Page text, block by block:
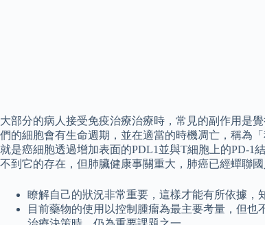
大部分的病人接受免疫治療治療時，常見的副作用是
們的細胞會有生命週期，並在適當的時機凋亡，稱為
就是癌細胞透過增加表面的PDL1並與T細胞上的PD-1
不到它的存在，但肺臟健康事關重大，肺癌已經蟬聯
瞭解自己的狀況非常重要，這樣才能有所依據，
目前藥物的使用以控制腫瘤為最主要考量，但